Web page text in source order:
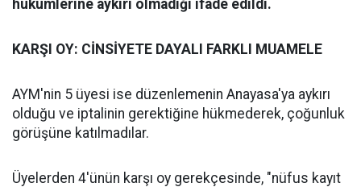
hükümlerine aykırı olmadığı ifade edildi.
KARŞI OY: CİNSİYETE DAYALI FARKLI MUAMELE
AYM'nin 5 üyesi ise düzenlemenin Anayasa'ya aykırı
olduğu ve iptalinin gerektiğine hükmederek, çoğunluk
görüşüne katılmadılar.
Üyelerden 4'ünün karşı oy gerekçesinde, "nüfus kayıt